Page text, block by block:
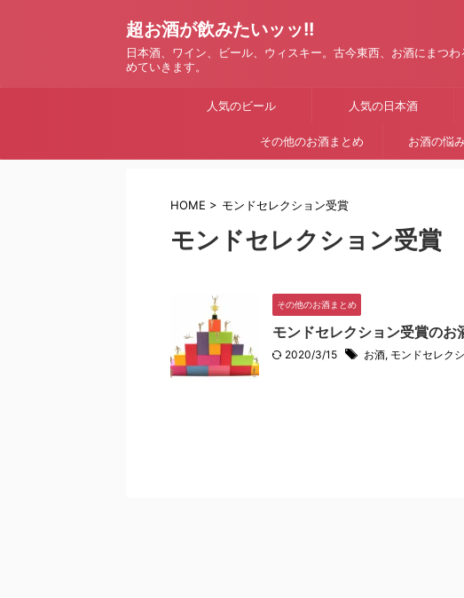
超お酒が飲みたいッッ!!
日本酒、ワイン、ビール、ウィスキー。古今東西、お酒にまつ
めていきます。
人気のビール 人気の日本酒
その他のお酒まとめ お酒の悩
HOME > モンドセレクション受賞
モンドセレクション受賞
その他のお酒まとめ
モンドセレクション受賞のお
2020/3/15 お酒, モンドセレク